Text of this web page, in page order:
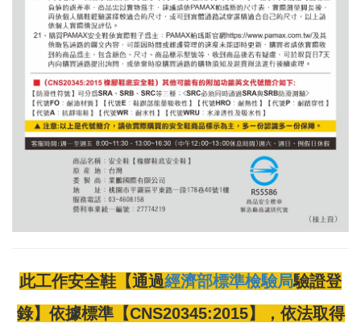
此工作安全鞋【通過經濟部標準檢驗局驗證登
錄】依據標準【CNS20345:2015】，依法取得